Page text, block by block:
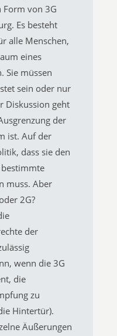
Form von 3G
Es besteht
alle Menschen,
eines
Sie müssen
sein oder nur
Diskussion geht
der
ist. Auf der
dass sie den
muss. Aber
2G?
der
wenn die 3G
die
zu
Hintertür).
Äußerungen